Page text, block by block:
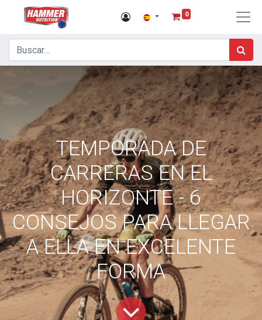
0
TEMPORADA DE
CARRERAS EN EL
HORIZONTE - 6
CONSEJOS PARA LLEGAR
A ELLA EN EXCELENTE
FORMA